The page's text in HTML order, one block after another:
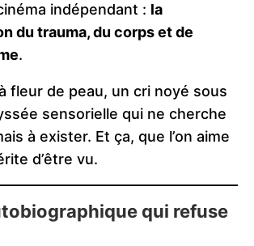
indépendant : la
du trauma, du corps et de
.
fleur de peau, un cri noyé sous
sensorielle qui ne cherche
à exister. Et ça, que l’on aime
d’être vu.
qui refuse